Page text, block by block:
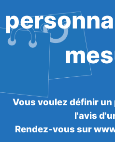
Vous voulez définir un
l'avis
Rendez-vous sur